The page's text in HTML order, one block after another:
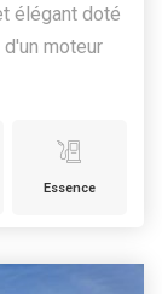
élégant doté
moteur
Essence